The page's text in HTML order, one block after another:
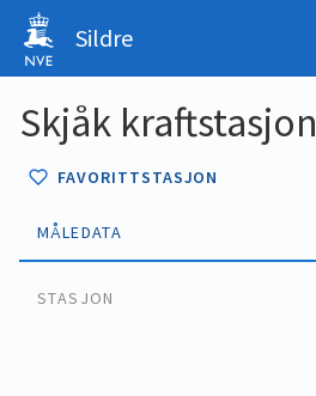
Sildre
Skjåk kraftstasjon
FAVORITTSTASJON
MÅLEDATA
STASJON